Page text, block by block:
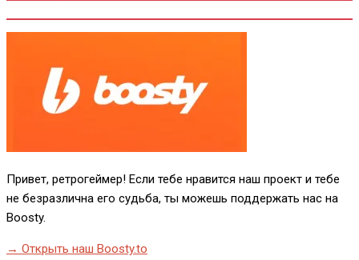
Привет, ретрогеймер! Если тебе нравится наш проект и тебе
не безразлична его судьба, ты можешь поддержать нас на
Boosty.
→ Открыть наш Boosty.to